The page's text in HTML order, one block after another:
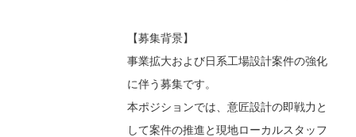
【募集背景】
事業拡大および日系工場設計案件の強化
に伴う募集です。
本ポジションでは、意匠設計の即戦力と
して案件の推進と現地ローカルスタッフ